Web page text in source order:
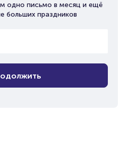
одно письмо в месяц и ещё
больших праздников